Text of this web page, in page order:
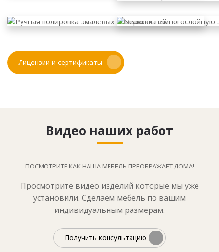
Лицензии и сертификаты
Видео наших работ
ПОСМОТРИТЕ КАК НАША МЕБЕЛЬ ПРЕОБРАЖАЕТ ДОМА!
Просмотрите видео изделий которые мы уже
установили. Сделаем мебель по вашим
индивидуальным размерам.
Получить консультацию